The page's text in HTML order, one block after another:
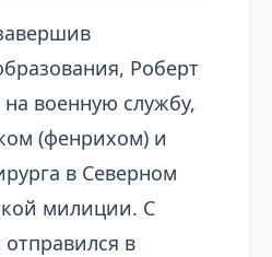
Роберт
военную службу,
(фенрихом) и
в Северном
милиции. С
в